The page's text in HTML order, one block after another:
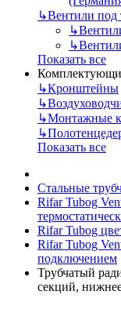
↳Вентили под
↳
↳
Показать все
↳Кронштейны
↳
↳Монтажные
↳
Показать все
Стальные
Rifar Tubog
Rifar Tubog
Rifar Tubog
подключением
Трубчатый
секций,